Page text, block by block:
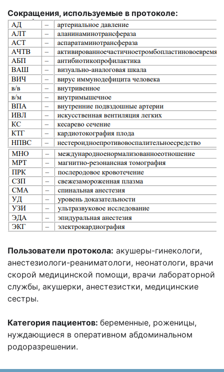
Сокращения, используемые в протоколе:
Пользователи протокола: акушеры-гинекологи,
анестезиологи-реаниматологи, неонатологи, врачи
скорой медицинской помощи, врачи лабораторной
службы, акушерки, анестезистки, медицинские
сестры.
Категория пациентов: беременные, роженицы,
нуждающиеся в оперативном абдоминальном
родоразрешении.